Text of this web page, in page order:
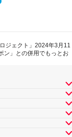
ジェクト」2024年3月11
ン」との併用でもっとお